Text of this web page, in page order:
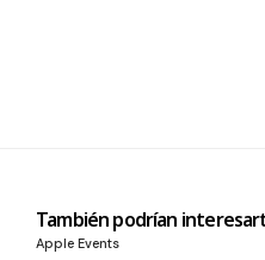
También podrían
Apple Events